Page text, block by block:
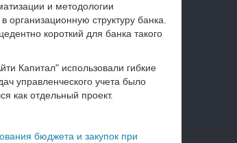
и методологии
организационную структуру банка.
короткий для банка такого
Капитал" использовали гибкие
управленческого учета было
как отдельный проект.
бюджета и закупок при